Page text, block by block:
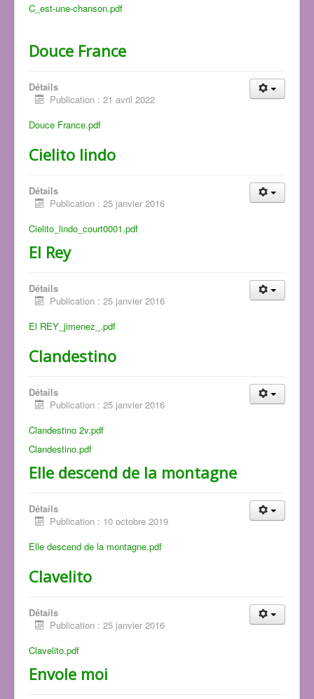
C_est-une-chanson.pdf
Douce France
Détails
Publication : 21 avril 2022
Douce France.pdf
Cielito lindo
Détails
Publication : 25 janvier 2016
Cielito_lindo_court0001.pdf
El Rey
Détails
Publication : 25 janvier 2016
El REY_jimenez_.pdf
Clandestino
Détails
Publication : 25 janvier 2016
Clandestino 2v.pdf
Clandestino.pdf
Elle descend de la montagne
Détails
Publication : 10 octobre 2019
Elle descend de la montagne.pdf
Clavelito
Détails
Publication : 25 janvier 2016
Clavelito.pdf
Envole moi